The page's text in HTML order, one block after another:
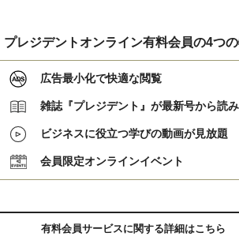
プレジデントオンライン有料会員の4つ
広告最小化で快適な閲覧
雑誌『プレジデント』が最新号から読
ビジネスに役立つ学びの動画が見放題
会員限定オンラインイベント
有料会員サービスに関する詳細はこちら